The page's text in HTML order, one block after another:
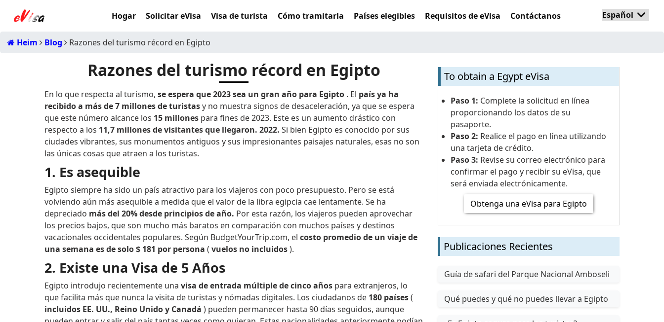
Hogar Solicitar eVisa Visa de turista Cómo tramitarla Países elegibles Requisitos de eVisa Contáctanos
Heim Blog Razones del turismo récord en Egipto
Razones del turismo récord en Egipto
En lo que respecta al turismo, se espera que 2023 sea un gran año para Egipto . El país ya ha
recibido a más de 7 millones de turistasy no muestra signos de desaceleración, ya que se espera
que este número alcance los 15 millones para fines de 2023. Este es un aumento drástico con
respecto a los 11,7 millones de visitantes que llegaron. 2022. Si bien Egipto es conocido por sus
ciudades vibrantes, sus monumentos antiguos y sus impresionantes paisajes naturales, esas no son
las únicas cosas que atraen a los turistas.
1. Es asequible
Egipto siempre ha sido un país atractivo para los viajeros con poco presupuesto. Pero se está
volviendo aún más asequible a medida que el valor de la libra egipcia cae lentamente. Se ha
depreciado más del 20% desde principios de año. Por esta razón, los viajeros pueden aprovechar
los precios bajos, que son mucho más baratos en comparación con muchos países y destinos
vacacionales occidentales populares. Según BudgetYourTrip.com, el costo promedio de un viaje de
una semana es de solo $ 181 por persona ( vuelos no incluidos).
2. Existe una Visa de 5 Años
Egipto introdujo recientemente una visa de entrada múltiple de cinco años para extranjeros, lo
que facilita más que nunca la visita de turistas y nómadas digitales. Los ciudadanos de 180 países(
incluidos EE. UU., Reino Unido y Canadá ) pueden permanecer hasta 90 días seguidos, aunque
To obtain a Egypt eVisa
Paso 1: Complete la solicitud en línea
proporcionando los datos de su
pasaporte.
Paso 2: Realice el pago en línea utilizando
una tarjeta de crédito.
Paso 3: Revise su correo electrónico para
confirmar el pago y recibir su eVisa, que
será enviada electrónicamente.
Obtenga una eVisa para Egipto
Publicaciones Recientes
Guía de safari del Parque Nacional Amboseli
Qué puedes y qué no puedes llevar a Egipto